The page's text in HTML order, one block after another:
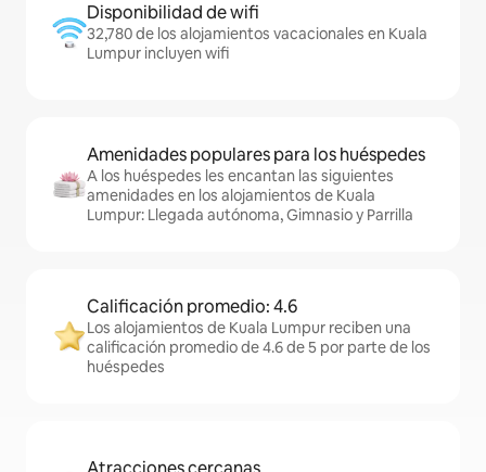
Disponibilidad de wifi
32,780 de los alojamientos vacacionales en Kuala
Lumpur incluyen wifi
Amenidades populares para los huéspedes
A los huéspedes les encantan las siguientes
amenidades en los alojamientos de Kuala
Lumpur: Llegada autónoma, Gimnasio y Parrilla
Calificación promedio: 4.6
Los alojamientos de Kuala Lumpur reciben una
calificación promedio de 4.6 de 5 por parte de los
huéspedes